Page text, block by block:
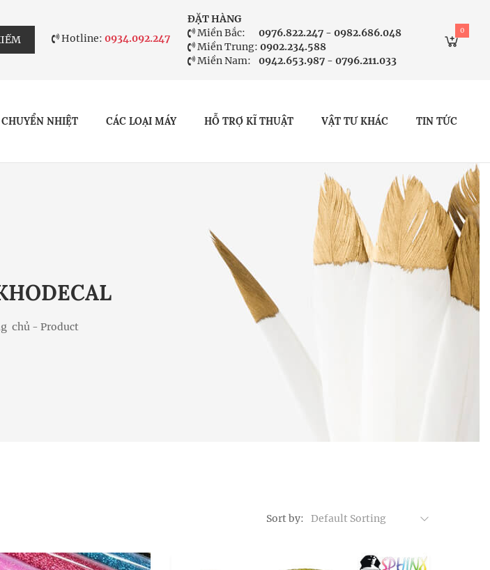
Hotline:0934.092.247
ĐẶT HÀNG
Miền Bắc:
0976.822.247 - 0982.686.048
Miền Trung: 0902.234.588
Miền Nam:
0942.653.987 - 0796.211.033
0
NHIỆT CÁC LOẠI MÁY HỖ TRỢ KĨ THUẬT VẬT TƯ KHÁC TIN TỨC
chủ - Product
Sort by: Default Sorting